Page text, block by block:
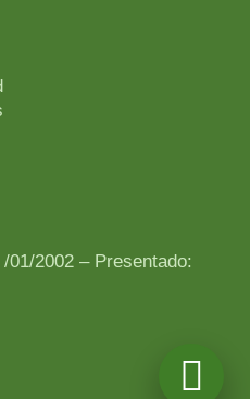
01/2002 – Presentado: